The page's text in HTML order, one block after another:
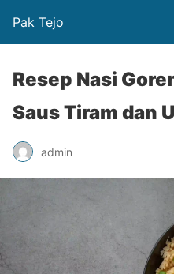
Pak Tejo
Resep Nasi
Saus Tiram dan
admin